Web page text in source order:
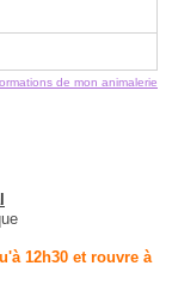
de mon animalerie
12h30 et rouvre à